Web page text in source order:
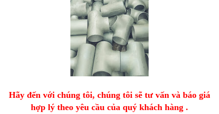
Hãy đến với chúng tôi, chúng tôi sẽ tư vấn và báo giá
hợp lý theo yêu cầu của quý khách hàng .